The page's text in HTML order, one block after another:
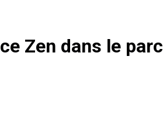
Zen dans le parc